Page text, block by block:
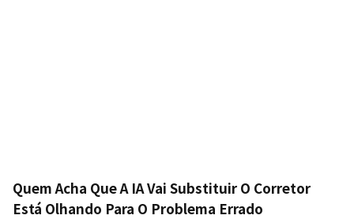
Quem Acha Que A IA Vai Substituir O Corretor
Está Olhando Para O Problema Errado